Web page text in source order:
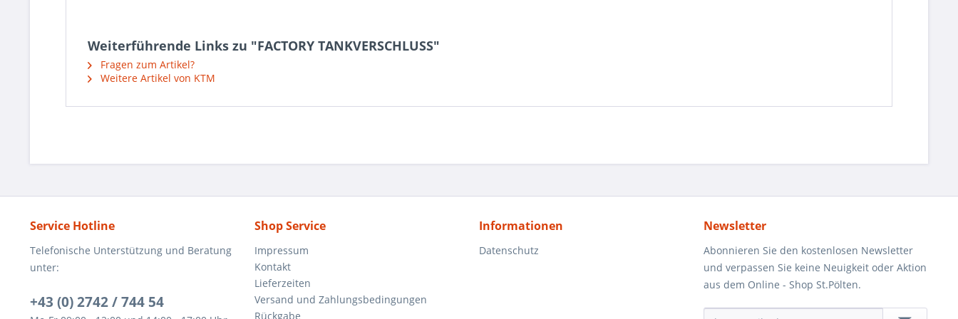
Weiterführende Links zu "FACTORY TANKVERSCHLUSS"
Fragen zum Artikel?
Weitere Artikel von KTM
Service Hotline
Telefonische Unterstützung und Beratung
unter:
+43 (0) 2742 / 744 54
Shop Service
Impressum
Kontakt
Lieferzeiten
Versand und Zahlungsbedingungen
Rückgabe
Informationen
Datenschutz
Newsletter
Abonnieren Sie den kostenlosen Newsletter
und verpassen Sie keine Neuigkeit oder Aktion
aus dem Online - Shop St.Pölten.